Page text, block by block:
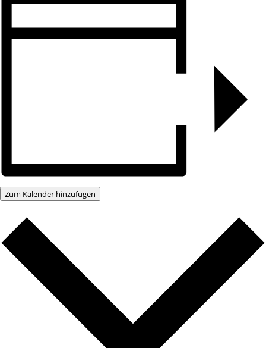
Zum Kalender hinzufügen